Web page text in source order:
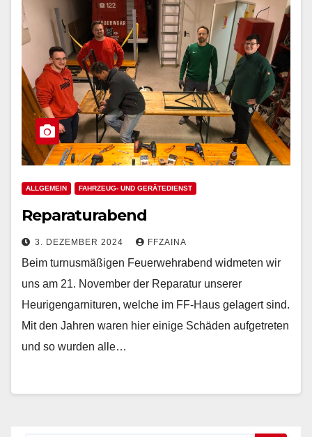
ALLGEMEIN FAHRZEUG- UND GERÄTEDIENST
Reparaturabend
3. DEZEMBER 2024 FFZAINA
Beim turnusmäßigen Feuerwehrabend widmeten wir
uns am 21. November der Reparatur unserer
Heurigengarnituren, welche im FF-Haus gelagert sind.
Mit den Jahren waren hier einige Schäden aufgetreten
und so wurden alle…